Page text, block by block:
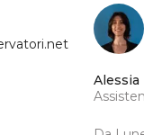
Alessia